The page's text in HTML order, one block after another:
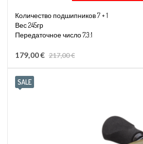
Количество подшипников 7 + 1
Вес 245гр
Передаточное число 7,3:1
179,00 € 217,00 €
SALE